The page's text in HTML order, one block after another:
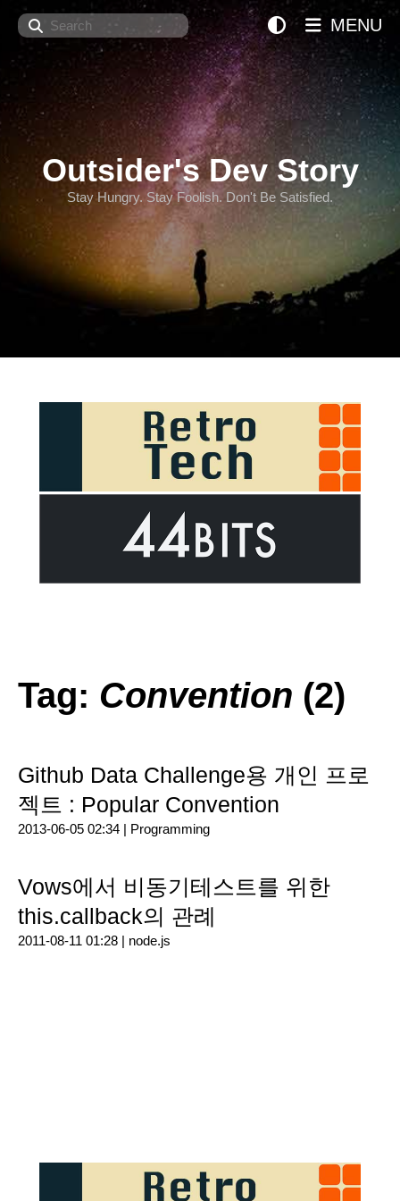
Search
Outsider's Dev Story
Stay Hungry. Stay Foolish. Don't Be Satisfied.
MENU
Tag: Convention (2)
Github Data Challenge용 개인 프로
젝트 : Popular Convention
2013-06-05 02:34 | Programming
Vows에서 비동기테스트를 위한
this.callback의 관례
2011-08-11 01:28 | node.js